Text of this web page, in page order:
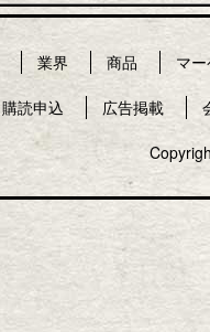
業界 商品 マ
購読申込 広告掲載